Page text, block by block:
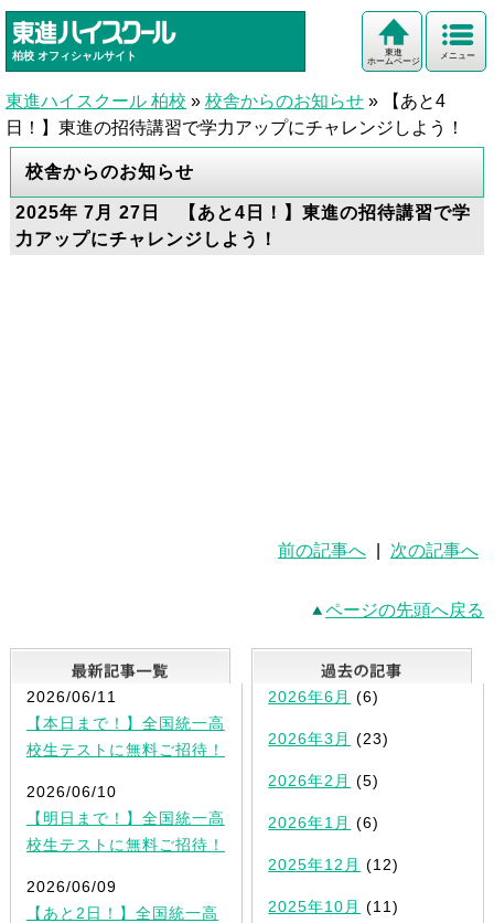
柏校 オフィシャルサイト メニュー
東進
ホームページ
東進ハイスクール 柏校 » 校舎からのお知らせ »
【あと4
日！】東進の招待講習で学力アップにチャレンジしよう！
校舎からのお知らせ
2025年 7月 27日 【あと4日！】東進の招待講習で学
力アップにチャレンジしよう！
前の記事へ 次の記事へ
ページの先頭へ戻る
最新記事一覧
2026/06/11
【本日まで！】全国統一高
校生テストに無料ご招待！
2026/06/10
【明日まで！】全国統一高
校生テストに無料ご招待！
2026/06/09
【あと2日！】全国統一高
2026年6月 (6)
2026年3月 (23)
2026年2月 (5)
2026年1月 (6)
2025年12月 (12)
2025年10月 (11)